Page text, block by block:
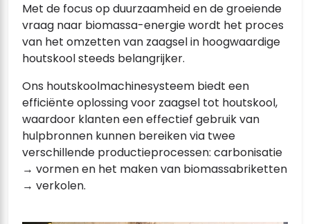
Met de focus op duurzaamheid en de groeiende
vraag naar biomassa-energie wordt het proces
van het omzetten van zaagsel in hoogwaardige
houtskool steeds belangrijker.
Ons houtskoolmachinesysteem biedt een
efficiënte oplossing voor zaagsel tot houtskool,
waardoor klanten een effectief gebruik van
hulpbronnen kunnen bereiken via twee
verschillende productieprocessen: carbonisatie
→ vormen en het maken van biomassabriketten
→ verkolen.